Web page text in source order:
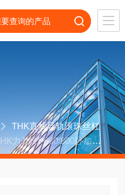
THK直线导轨滚珠丝杠
力劲HT-630/800卧加数